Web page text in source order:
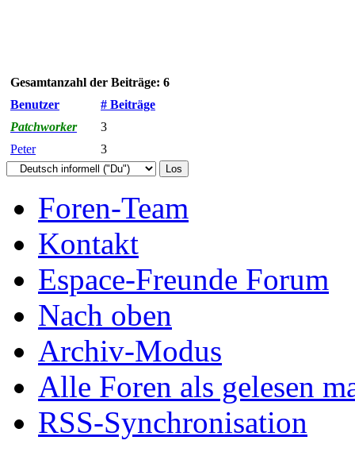
Gesamtanzahl der Beiträge: 6
Benutzer
# Beiträge
Patchworker
3
Peter
3
Foren-Team
Kontakt
Espace-Freunde Forum
Nach oben
Archiv-Modus
Alle Foren als gelesen
RSS-Synchronisation